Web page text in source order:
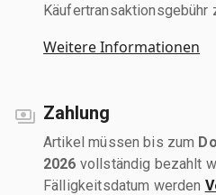
Käufertransaktionsgebühr
Weitere Informationen
Zahlung
Artikel müssen bis zum
2026 vollständig bezahlt
Fälligkeitsdatum werden